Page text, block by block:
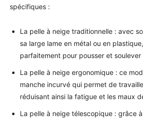
spécifiques :
La pelle à neige traditionnelle : avec
sa large lame en métal ou en
parfaitement pour pousser et soulever
La pelle à neige ergonomique : ce
manche incurvé qui permet de
réduisant ainsi la fatigue et les maux
La pelle à neige télescopique : grâce